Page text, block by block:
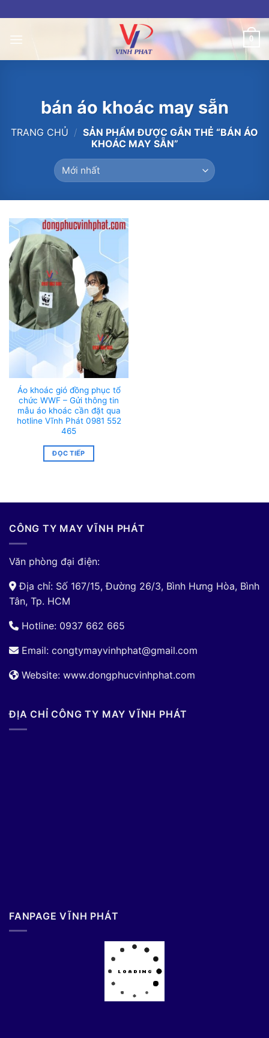
to
content
0
bán áo khoác may sẵn
TRANG CHỦ / SẢN PHẨM ĐƯỢC GẮN THẺ “BÁN ÁO
KHOÁC MAY SẴN”
Áo khoác gió đồng phục tổ
chức WWF – Gửi thông tin
mẫu áo khoác cần đặt qua
hotline Vĩnh Phát 0981 552
465
ĐỌC TIẾP
CÔNG TY MAY VĨNH PHÁT
Văn phòng đại điện:
Địa chỉ: Số 167/15, Đường 26/3, Bình Hưng Hòa, Bình
Tân, Tp. HCM
Hotline: 0937 662 665
Email: congtymayvinhphat@gmail.com
Website: www.dongphucvinhphat.com
ĐỊA CHỈ CÔNG TY MAY VĨNH PHÁT
FANPAGE VĨNH PHÁT